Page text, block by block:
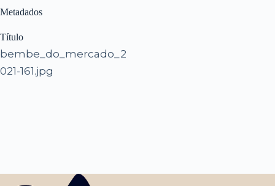
Metadados
Título
bembe_do_mercado_2
021-161.jpg